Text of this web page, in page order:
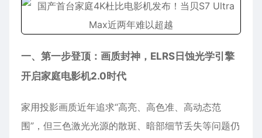
一、第一步登顶：画质封神，ELRS日蚀光学引擎
开启家庭电影机2.0时代
家用投影画质近年追求“高亮、高色准、高动态范
围”，但三色激光光源的散斑、暗部细节丢失等问题仍